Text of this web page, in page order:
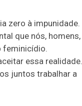
zero à impunidade.
que nós, homens,
feminicídio.
essa realidade.
juntos trabalhar a